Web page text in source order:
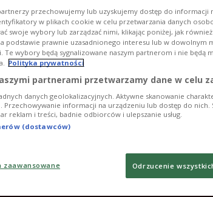
Aliou Cisse
BRAMKARZE
Seny Dieng (Queens
(Chelsea)
Fode Ballo Toure (AC
Ismail Jakobs
Youssouf Sabaly (Real
przechowujemy lub uzyskujemy dostęp do informacji
w plikach cookie w celu przetwarzania danych
swoje wybory lub zarządzać nimi, klikając poniżej, jak
podstawie prawnie uzasadnionego interesu lub w dowolnym
Te wybory będą sygnalizowane naszym partnerom i nie będą
Polityka prywatności
partnerami przetwarzamy dane w celu
danych geolokalizacyjnych. Aktywne skanowanie
Przechowywanie informacji na urządzeniu lub dostęp do nich.
reklam i treści, badnie odbiorców i ulepszanie usług.
(dostawców)
zaawansowane Odrzucenie